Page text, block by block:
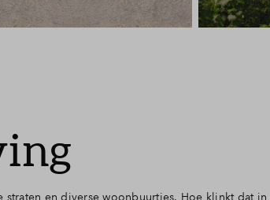
Contact
en diverse woonbuurtjes. Hoe klinkt dat in